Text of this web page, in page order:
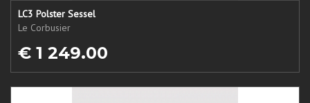
LC3 Polster Sessel
Le Corbusier
€ 1 249.00